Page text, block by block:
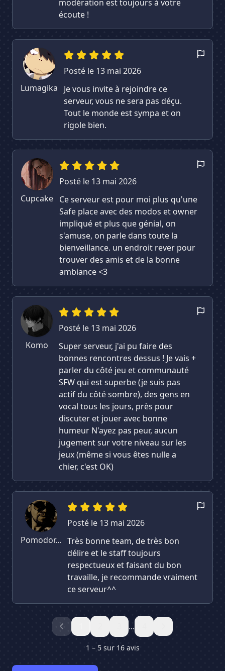
modération est toujours à votre
écoute !
Lumagika
Posté le 13 mai 2026
Je vous invite à rejoindre ce
serveur, vous ne sera pas déçu.
Tout le monde est sympa et on
rigole bien.
Cupcake
Posté le 13 mai 2026
Ce serveur est pour moi plus qu'une
Safe place avec des modos et owner
impliqué et plus que génial, on
s'amuse, on parle dans toute la
bienveillance. un endroit rever pour
trouver des amis et de la bonne
ambiance <3
Komo
Posté le 13 mai 2026
Super serveur, j'ai pu faire des
bonnes rencontres dessus ! Je vais +
parler du côté jeu et communauté
SFW qui est superbe (je suis pas
actif du côté sombre), des gens en
vocal tous les jours, près pour
discuter et jouer avec bonne
humeur N'ayez pas peur, aucun
jugement sur votre niveau sur les
jeux (même si vous êtes nulle a
chier, c'est OK)
Pomodor...
Posté le 13 mai 2026
Très bonne team, de très bon
délire et le staff toujours
respectueux et faisant du bon
travaille, je recommande vraiment
ce serveur^^
...
1 – 5 sur 16 avis